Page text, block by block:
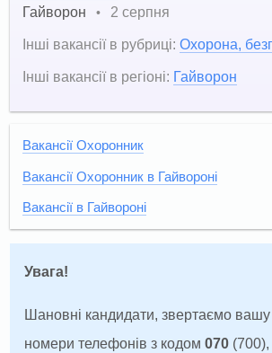
Гайворон
•
2 серпня
Інші вакансії в рубриці: Охорона,
Інші вакансії в регіоні: Гайворон
Вакансії Охоронник
Вакансії Охоронник в Гайвороні
Вакансії в Гайвороні
Увага!
Шановні кандидати, звертаємо вашу
номери телефонів з кодом070